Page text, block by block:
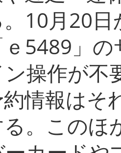
10月20
5489」
操作が不
情報はそ
。このほ